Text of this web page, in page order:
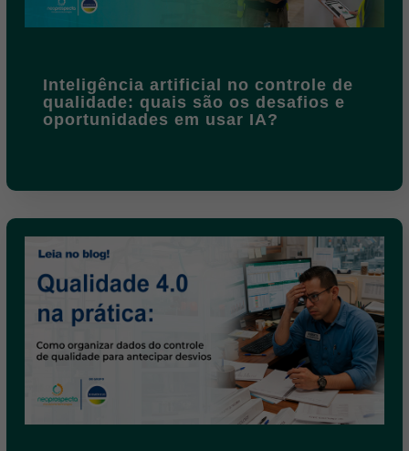
Inteligência artificial no controle de
qualidade: quais são os desafios e
oportunidades em usar IA?